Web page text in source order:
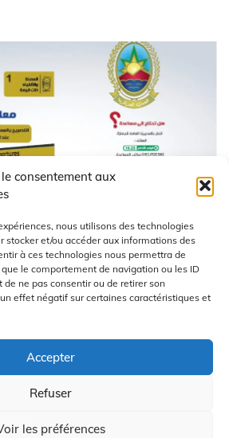
consentement aux
nous utilisons des technologies
stocker et/ou accéder aux informations des
à ces technologies nous permettra de
le comportement de navigation ou les ID
de ne pas consentir ou de retirer son
effet négatif sur certaines caractéristiques et
Accepter
Refuser
les préférences
des Douanes